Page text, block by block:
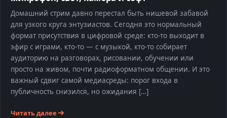
Домашний стрим давно перестал быть нишевой забавой
для узкого круга энтузиастов. Сегодня это нормальный
формат присутствия в цифровой среде: кто-то выходит в
эфир с играми, кто-то — с музыкой, кто-то собирает
аудиторию на разговорах, рисовании, обучении или
просто на живом, почти радиоформатном общении. И это
важный сдвиг самой медиасреды: порог входа в
публичность снизился, но ожидания […]
Читать далее